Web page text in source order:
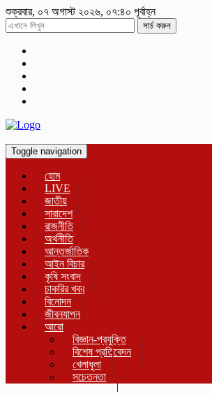
শুক্রবার, ০৭ অগাস্ট ২০২৬, ০৭:৪০ পূর্বাহ্ন
সার্চ করুন
Toggle navigation
হোম
LIVE
জাতীয়
সারাদেশ
রাজনীতি
অর্থনীতি
আন্তর্জাতিক
আইন বিচার
কৃষি সংবাদ
চাকরির খবর
বিনোদন
জীবনযাপন
আরো
বিজ্ঞান-প্রযুক্তি
বিশেষ প্রতিবেদন
খেলাধুলা
সচেতনতা